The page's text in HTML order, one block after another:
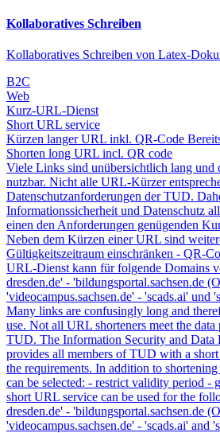
Kollaboratives Schreiben
Kollaboratives Schreiben von Latex-
B2C
Web
Kurz-URL-Dienst
Short URL service
Kürzen langer URL inkl. QR-Code
Shorten long URL incl. QR code
Viele Links sind unübersichtlich lang und
nutzbar. Nicht alle URL-Kürzer
Datenschutzanforderungen der TUD.
Informationssicherheit und Datenschutz
einen den Anforderungen genügenden
Neben dem Kürzen einer URL sind
Gültigkeitszeitraum einschränken - QR-
URL-Dienst kann für folgende Domains
dresden.de' - 'bildungsportal.sachsen.de
'videocampus.sachsen.de' - 'scads.ai' und
Many links are confusingly long and
use. Not all URL shorteners meet the
TUD. The Information Security and Data
provides all members of TUD with a
the requirements. In addition to
can be selected: - restrict validity period -
short URL service can be used for the
dresden.de' - 'bildungsportal.sachsen.de
'videocampus.sachsen.de' - 'scads.ai' and